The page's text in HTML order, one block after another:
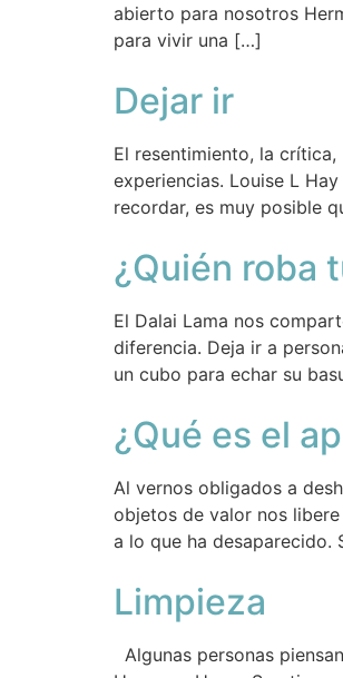
abierto para nosotros
para vivir una […]
Dejar ir
El resentimiento, la
experiencias. Louise L
recordar, es muy posible
¿Quién roba
El Dalai Lama nos
diferencia. Deja ir a
un cubo para echar su
¿Qué es el
Al vernos obligados a
objetos de valor nos
a lo que ha desaparecido.
Limpieza
Algunas personas